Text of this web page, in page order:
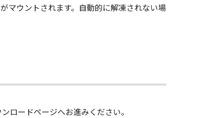
マウントされます。自動的に解凍されない場
ロードページへお進みください。